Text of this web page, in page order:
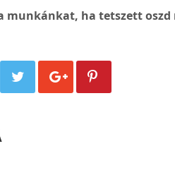
munkánkat, ha tetszett oszd